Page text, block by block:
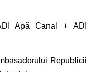
Apă Canal + ADI
Republicii